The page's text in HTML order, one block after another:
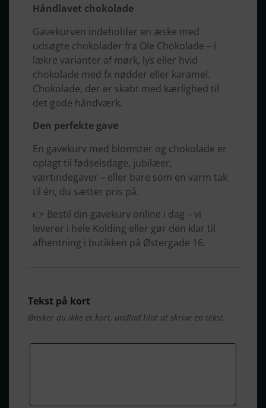
Håndlavet chokolade
Gavekurven indeholder en æske med
udsøgte chokolader fra Ole Chokolade – i
lækre varianter af mørk, lys eller hvid
chokolade med fx nødder eller karamel.
Chokolade, der er skabt med kærlighed til
det gode håndværk.
Den perfekte gave
En gavekurv med blomster og chokolade er
oplagt til fødselsdage, jubilæer,
værtindegaver – eller bare som en varm tak
til én, du sætter pris på.
👉 Bestil din gavekurv online i dag – vi
leverer i hele Kolding eller gør den klar til
afhentning i butikken på Østergade 16.
Tekst på kort
Ønsker du ikke et kort, undlad blot at skrive en tekst.